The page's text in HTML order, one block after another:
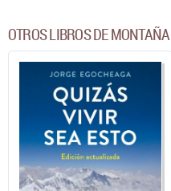
OTROS LIBROS DE